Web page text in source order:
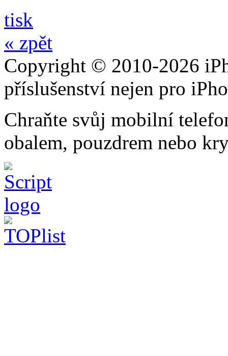
tisk
« zpět
Copyright © 2010-2026
příslušenství nejen pro
Chraňte svůj mobilní
obalem, pouzdrem nebo